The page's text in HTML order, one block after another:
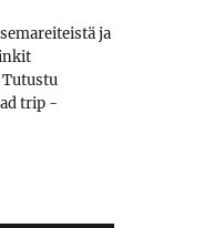
ja
trip -